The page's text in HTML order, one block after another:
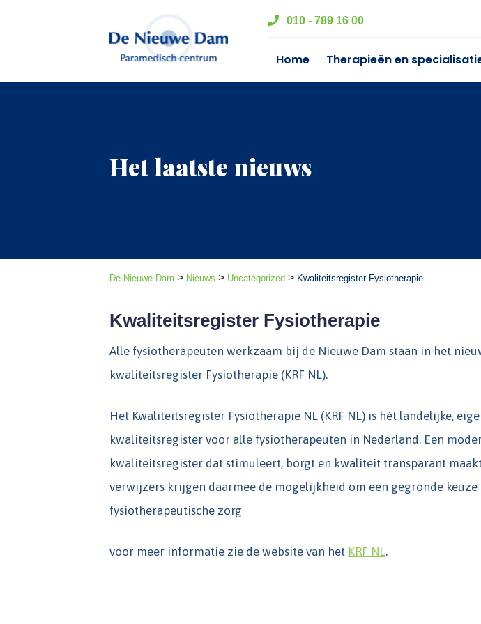
010 - 789 16 00
Home Therapieën en
Het laatste nieuws
De Nieuwe Dam > Nieuws > Uncategorized > Kwaliteitsregister Fysiotherapie
Kwaliteitsregister Fysiotherapie
Alle fysiotherapeuten werkzaam bij de Nieuwe Dam staan in het
kwaliteitsregister Fysiotherapie (KRF NL).
Het Kwaliteitsregister Fysiotherapie NL (KRF NL) is hét landelijke,
kwaliteitsregister voor alle fysiotherapeuten in Nederland. Een
kwaliteitsregister dat stimuleert, borgt en kwaliteit transparant
verwijzers krijgen daarmee de mogelijkheid om een gegronde keuze
fysiotherapeutische zorg
voor meer informatie zie de website van het KRF NL.